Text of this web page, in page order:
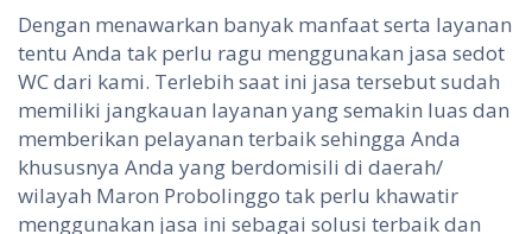
Dengan menawarkan banyak manfaat serta layanan
tentu Anda tak perlu ragu menggunakan jasa sedot
WC dari kami. Terlebih saat ini jasa tersebut sudah
memiliki jangkauan layanan yang semakin luas dan
memberikan pelayanan terbaik sehingga Anda
khususnya Anda yang berdomisili di daerah/
wilayah Maron Probolinggo tak perlu khawatir
menggunakan jasa ini sebagai solusi terbaik dan